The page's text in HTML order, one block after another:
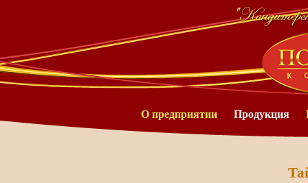
О предприятии Продукция